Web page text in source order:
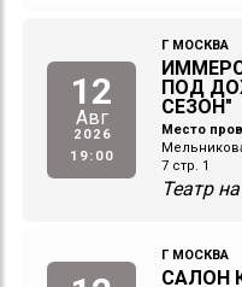
12
Авг
2026
19:00
Г МОСКВА
ПОД
СЕЗОН"
Место
7 стр. 1
Театр
Г МОСКВА
САЛОН